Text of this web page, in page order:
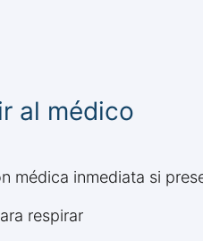
al médico
médica inmediata si
respirar